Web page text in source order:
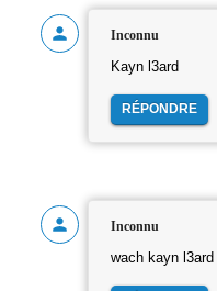
Inconnu
Kayn l3ard
RÉPONDRE
Inconnu
wach kayn